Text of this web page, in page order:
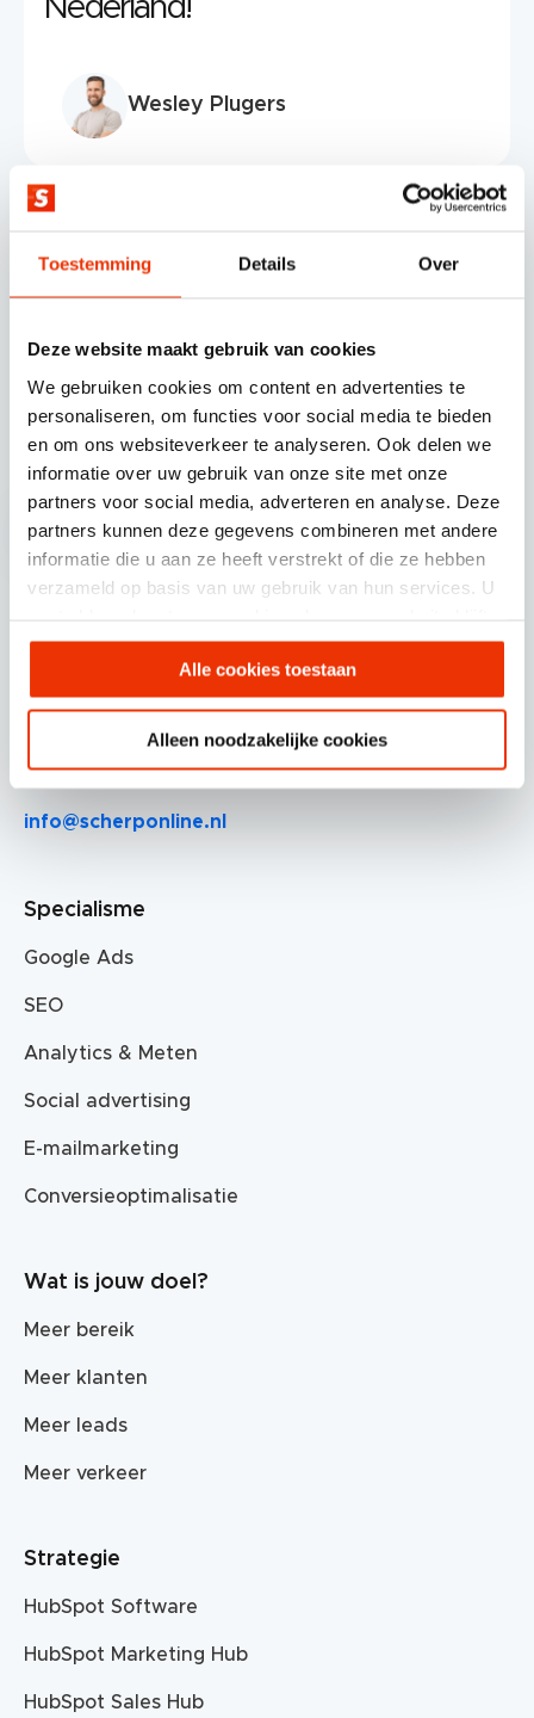
Toestemming Details Over
Deze website maakt gebruik van cookies
We gebruiken cookies om content en advertenties te
personaliseren, om functies voor social media te bieden
en om ons websiteverkeer te analyseren. Ook delen we
informatie over uw gebruik van onze site met onze
partners voor social media, adverteren en analyse. Deze
partners kunnen deze gegevens combineren met andere
informatie die u aan ze heeft verstrekt of die ze hebben
verzameld op basis van uw gebruik van hun services. U
gebruiken.
Alle cookies toestaan
Alleen noodzakelijke cookies
Nederland!
Wesley Plugers
© SCHERPONLINE 2026
Volg ons op
Professor Doctor Dorgelolaan 14
5613 AM Eindhoven
info@scherponline.nl
Specialisme
Google Ads
SEO
Analytics & Meten
Social advertising
E-mailmarketing
Conversieoptimalisatie
Wat is jouw doel?
Meer bereik
Meer klanten
Meer leads
Meer verkeer
Strategie
HubSpot Software
HubSpot Marketing Hub
HubSpot Sales Hub